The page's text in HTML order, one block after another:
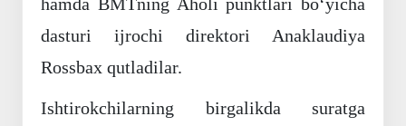
hamda BMTning Aholi punktlari boʻyicha
dasturi ijrochi direktori Anaklaudiya
Rossbax qutladilar.
Ishtirokchilarning birgalikda suratga